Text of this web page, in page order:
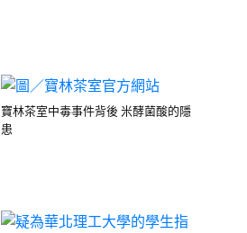
寶林茶室中毒事件背後 米酵菌酸的隱
患